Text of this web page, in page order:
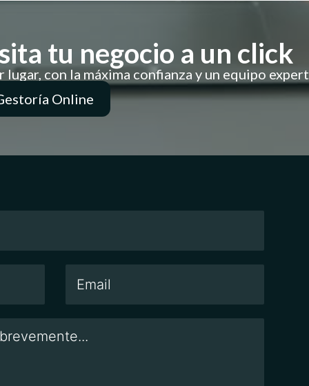
tu negocio a un click
con la máxima confianza y un equipo
Online